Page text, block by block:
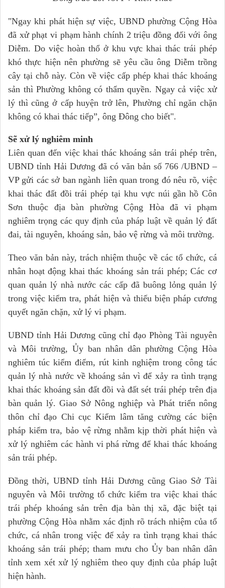
"Ngay khi phát hiện sự việc, UBND phường Cộng Hòa
đã xử phạt vi phạm hành chính 2 triệu đồng đối với ông
Diễm. Do việc hoàn thổ ở khu vực khai thác trái phép
khó thực hiện nên phường sẽ yêu cầu ông Diễm trồng
cây tại chỗ này. Còn về việc cấp phép khai thác khoáng
sản thì Phường không có thẩm quyền. Ngay cả việc xử
lý thì cũng ở cấp huyện trở lên, Phường chỉ ngăn chặn
không có khai thác tiếp”, ông Đông cho biết".
Sẽ xử lý nghiêm minh
Liên quan đến việc khai thác khoáng sản trái phép trên,
UBND tỉnh Hải Dương đã có văn bản số 766 /UBND –
VP gửi các sở ban ngành liên quan trong đó nêu rõ, việc
khai thác đất đồi trái phép tại khu vực núi gần hồ Côn
Sơn thuộc địa bàn phường Cộng Hòa đã vi phạm
nghiêm trọng các quy định của pháp luật về quản lý đất
đai, tài nguyên, khoáng sản, bảo vệ rừng và môi trường.
Theo văn bản này, trách nhiệm thuộc về các tổ chức, cá
nhân hoạt động khai thác khoáng sản trái phép; Các cơ
quan quản lý nhà nước các cấp đã buông lỏng quản lý
trong việc kiểm tra, phát hiện và thiếu biện pháp cương
quyết ngăn chặn, xử lý vi phạm.
UBND tỉnh Hải Dương cũng chỉ đạo Phòng Tài nguyên
và Môi trường, Ủy ban nhân dân phường Cộng Hòa
nghiêm túc kiểm điểm, rút kinh nghiệm trong công tác
quản lý nhà nước về khoáng sản vì để xảy ra tình trạng
khai thác khoáng sản đất đồi và đất sét trái phép trên địa
bàn quản lý. Giao Sở Nông nghiệp và Phát triển nông
thôn chỉ đạo Chi cục Kiểm lâm tăng cường các biện
pháp kiểm tra, bảo vệ rừng nhằm kịp thời phát hiện và
xử lý nghiêm các hành vi phá rừng để khai thác khoáng
sản trái phép.
Đồng thời, UBND tỉnh Hải Dương cũng Giao Sở Tài
nguyên và Môi trường tổ chức kiểm tra việc khai thác
trái phép khoáng sản trên địa bàn thị xã, đặc biệt tại
phường Cộng Hòa nhằm xác định rõ trách nhiệm của tổ
chức, cá nhân trong việc để xảy ra tình trạng khai thác
khoáng sản trái phép; tham mưu cho Ủy ban nhân dân
tỉnh xem xét xử lý nghiêm theo quy định của pháp luật
hiện hành.